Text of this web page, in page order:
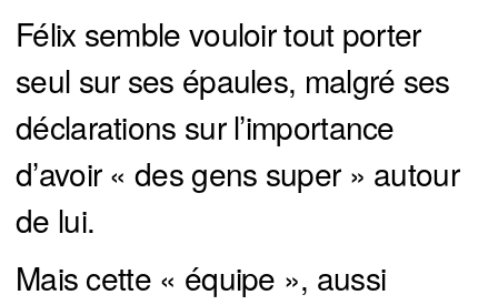
Félix semble vouloir tout porter
seul sur ses épaules, malgré ses
déclarations sur l’importance
d’avoir « des gens super » autour
de lui.
Mais cette « équipe », aussi